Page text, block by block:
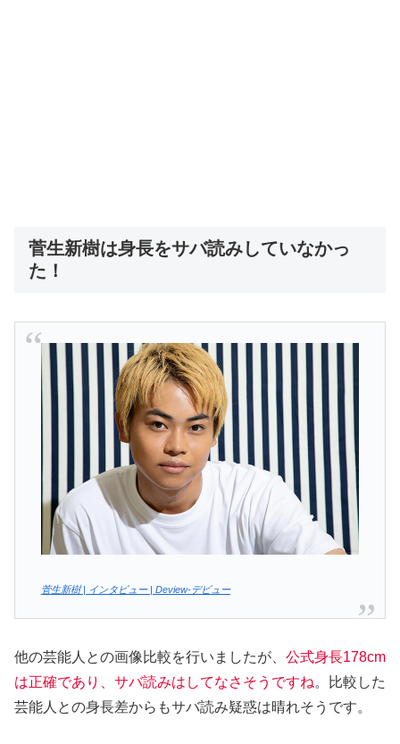
菅生新樹は身長をサバ読みしていなかっ
た！
菅生新樹 | インタビュー | Deview-デビュー
他の芸能人との画像比較を行いましたが、 公式身長178cm
は正確であり、サバ読みはしてなさそうですね。比較した
芸能人との身長差からもサバ読み疑惑は晴れそうです。